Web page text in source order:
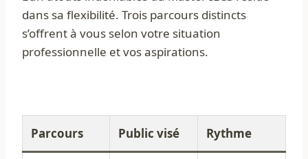
dans sa flexibilité. Trois parcours distincts
s’offrent à vous selon votre situation
professionnelle et vos aspirations.
Parcours Public visé Rythme